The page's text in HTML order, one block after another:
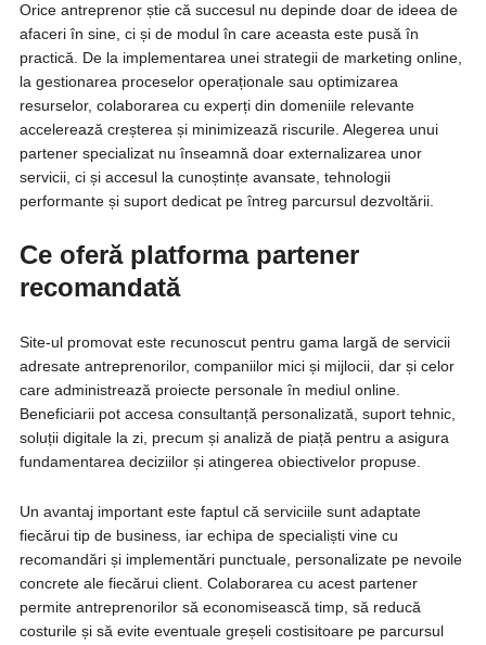
Orice antreprenor știe că succesul nu depinde doar de ideea de
afaceri în sine, ci și de modul în care aceasta este pusă în
practică. De la implementarea unei strategii de marketing online,
la gestionarea proceselor operaționale sau optimizarea
resurselor, colaborarea cu experți din domeniile relevante
accelerează creșterea și minimizează riscurile. Alegerea unui
partener specializat nu înseamnă doar externalizarea unor
servicii, ci și accesul la cunoștințe avansate, tehnologii
performante și suport dedicat pe întreg parcursul dezvoltării.
Ce oferă platforma partener
recomandată
Site-ul promovat este recunoscut pentru gama largă de servicii
adresate antreprenorilor, companiilor mici și mijlocii, dar și celor
care administrează proiecte personale în mediul online.
Beneficiarii pot accesa consultanță personalizată, suport tehnic,
soluții digitale la zi, precum și analiză de piață pentru a asigura
fundamentarea deciziilor și atingerea obiectivelor propuse.
Un avantaj important este faptul că serviciile sunt adaptate
fiecărui tip de business, iar echipa de specialiști vine cu
recomandări și implementări punctuale, personalizate pe nevoile
concrete ale fiecărui client. Colaborarea cu acest partener
permite antreprenorilor să economisească timp, să reducă
costurile și să evite eventuale greșeli costisitoare pe parcursul